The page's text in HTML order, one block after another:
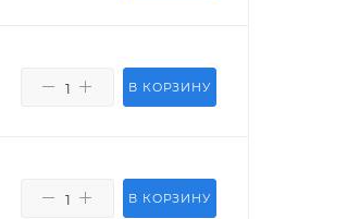
В КОРЗИНУ
В КОРЗИНУ